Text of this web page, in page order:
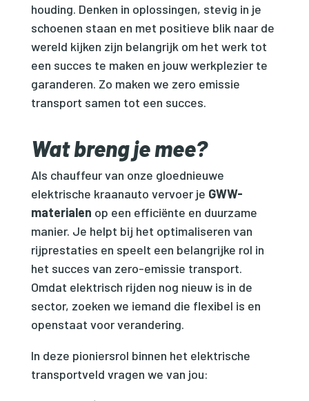
houding. Denken in oplossingen, stevig in je
schoenen staan en met positieve blik naar de
wereld kijken zijn belangrijk om het werk tot
een succes te maken en jouw werkplezier te
garanderen. Zo maken we zero emissie
transport samen tot een succes.
Wat breng je mee?
Als chauffeur van onze gloednieuwe
elektrische kraanauto vervoer je GWW-
materialen op een efficiënte en duurzame
manier. Je helpt bij het optimaliseren van
rijprestaties en speelt een belangrijke rol in
het succes van zero-emissie transport.
Omdat elektrisch rijden nog nieuw is in de
sector, zoeken we iemand die flexibel is en
openstaat voor verandering.
In deze pioniersrol binnen het elektrische
transportveld vragen we van jou: